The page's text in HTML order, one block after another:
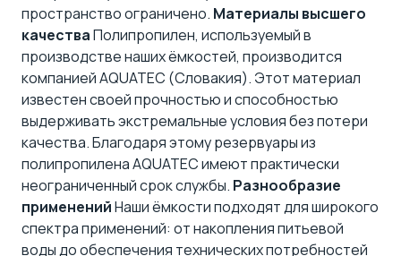
пространство ограничено. Материалы высшего
качестваПолипропилен, используемый в
производстве наших ёмкостей, производится
компанией AQUATEC (Словакия). Этот материал
известен своей прочностью и способностью
выдерживать экстремальные условия без потери
качества. Благодаря этому резервуары из
полипропилена AQUATEC имеют практически
неограниченный срок службы. Разнообразие
примененийНаши ёмкости подходят для широкого
спектра применений: от накопления питьевой
воды до обеспечения технических потребностей